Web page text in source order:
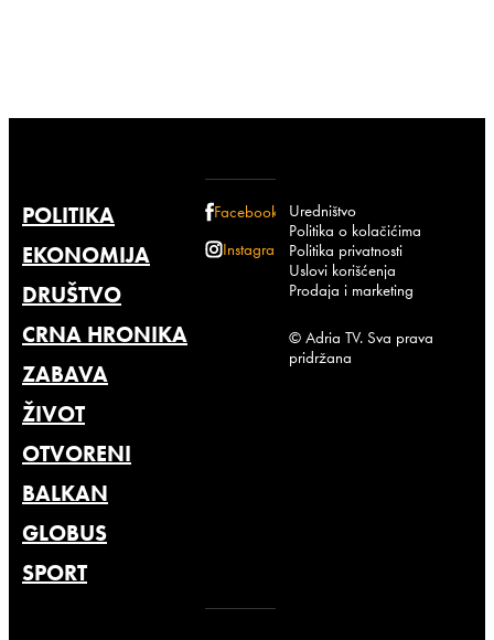
POLITIKA
EKONOMIJA
DRUŠTVO
CRNA HRONIKA
ZABAVA
ŽIVOT
OTVORENI
BALKAN
GLOBUS
SPORT
Facebook
Instagram
Uredništvo
Politika o kolačićima
Politika privatnosti
Uslovi korišćenja
Prodaja i marketing
© Adria TV. Sva prava
pridržana